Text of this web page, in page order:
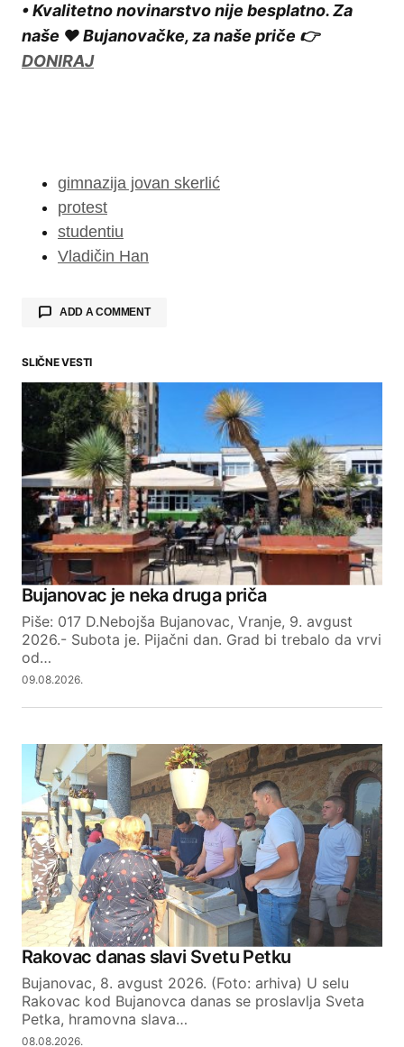
• Kvalitetno novinarstvo nije besplatno. Za
naše ❤️ Bujanovačke, za naše priče 👉
DONIRAJ
gimnazija jovan skerlić
protest
studentiu
Vladičin Han
ADD A COMMENT
Your email address will not be published.
Required fields are marked*
Comment*
Your Name
Your E-mail
SLIČNE VESTI
Bujanovac je neka druga priča
Piše: 017 D.Nebojša Bujanovac, Vranje, 9. avgust
2026.- Subota je. Pijačni dan. Grad bi trebalo da vrvi
od…
09.08.2026.
Rakovac danas slavi Svetu Petku
Bujanovac, 8. avgust 2026. (Foto: arhiva) U selu
Rakovac kod Bujanovca danas se proslavlja Sveta
Petka, hramovna slava…
08.08.2026.